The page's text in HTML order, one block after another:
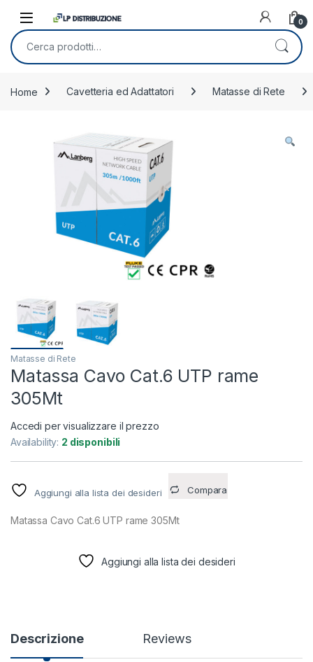
0
Cerca:
Home Cavetteria ed Adattatori Matasse di Rete
Matasse di Rete
Matassa Cavo Cat.6 UTP rame
305Mt
Accedi per visualizzare il prezzo
Availability: 2 disponibili
Aggiungi alla lista dei desideri Compara
Matassa Cavo Cat.6 UTP rame 305Mt
Aggiungi alla lista dei desideri
Descrizione Reviews